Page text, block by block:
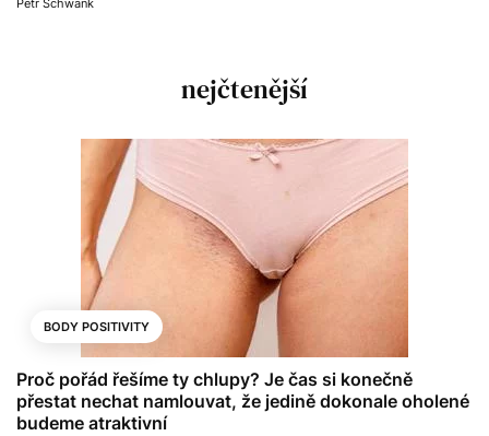
Petr Schwank
nejčtenější
BODY POSITIVITY
Proč pořád řešíme ty chlupy? Je čas si konečně
přestat nechat namlouvat, že jedině dokonale oholené
budeme atraktivní